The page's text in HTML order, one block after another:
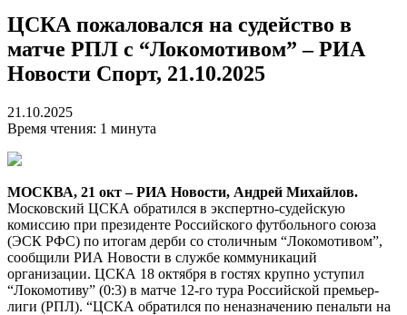
ЦСКА пожаловался на судейство в
матче РПЛ с “Локомотивом” – РИА
Новости Спорт, 21.10.2025
21.10.2025
Время чтения: 1 минута
МОСКВА, 21 окт – РИА Новости, Андрей Михайлов.
Московский ЦСКА обратился в экспертно-судейскую
комиссию при президенте Российского футбольного союза
(ЭСК РФС) по итогам дерби со столичным “Локомотивом”,
сообщили РИА Новости в службе коммуникаций
организации. ЦСКА 18 октября в гостях крупно уступил
“Локомотиву” (0:3) в матче 12-го тура Российской премьер-
лиги (РПЛ). “ЦСКА обратился по неназначению пенальти на